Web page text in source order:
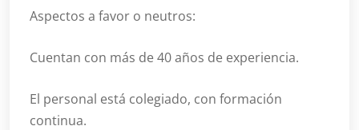
Aspectos a favor o neutros:
Cuentan con más de 40 años de experiencia.
El personal está colegiado, con formación
continua.